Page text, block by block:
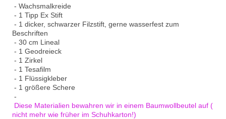
- Wachsmalkreide
- 1 Tipp Ex Stift
- 1 dicker, schwarzer Filzstift, gerne wasserfest zum
Beschriften
- 30 cm Lineal
- 1 Geodreieck
- 1 Zirkel
- 1 Tesafilm
- 1 Flüssigkleber
- 1 größere Schere
-
Diese Materialien bewahren wir in einem Baumwollbeutel auf (
nicht mehr wie früher im Schuhkarton!)